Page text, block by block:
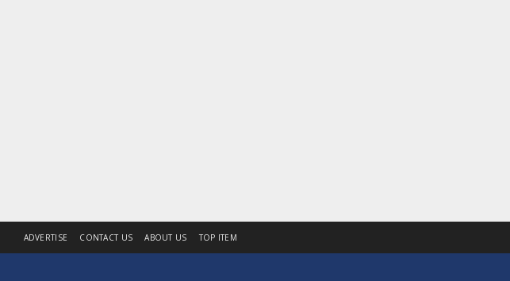
ADVERTISE CONTACT US ABOUT US TOP ITEM